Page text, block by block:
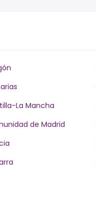
La Mancha
de Madrid